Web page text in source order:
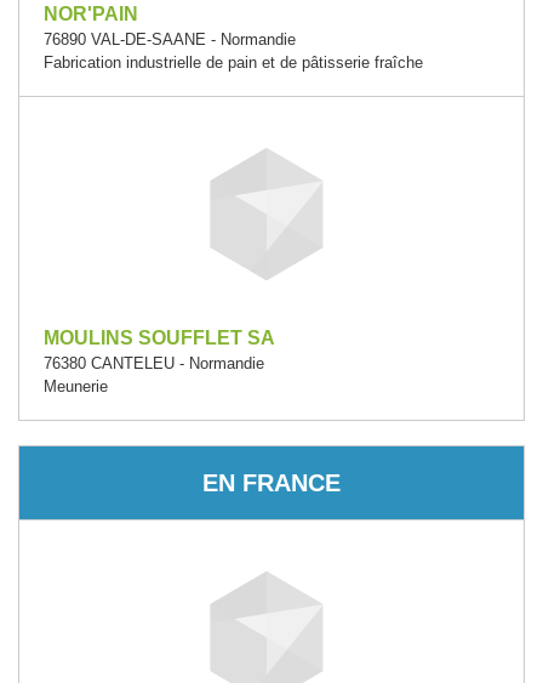
NOR'PAIN
76890 VAL-DE-SAANE - Normandie
Fabrication industrielle de pain et de pâtisserie fraîche
MOULINS SOUFFLET SA
76380 CANTELEU - Normandie
Meunerie
EN FRANCE